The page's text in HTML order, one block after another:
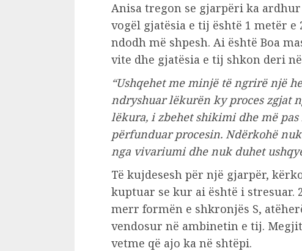
Anisa tregon se gjarpëri ka
vogël gjatësia e tij është 1 metër
ndodh më shpesh. Ai është Boa
vite dhe gjatësia e tij shkon deri
“Ushqehet me minjë të ngrirë një
ndryshuar lëkurën ky proces zgjat
lëkura, i zbehet shikimi dhe më
përfunduar procesin. Ndërkohë
nga vivariumi dhe nuk duhet
Të kujdesesh për një gjarpër,
kuptuar se kur ai është i stresuar.
merr formën e shkronjës S,
vendosur në ambinetin e tij.
vetme që ajo ka në shtëpi.